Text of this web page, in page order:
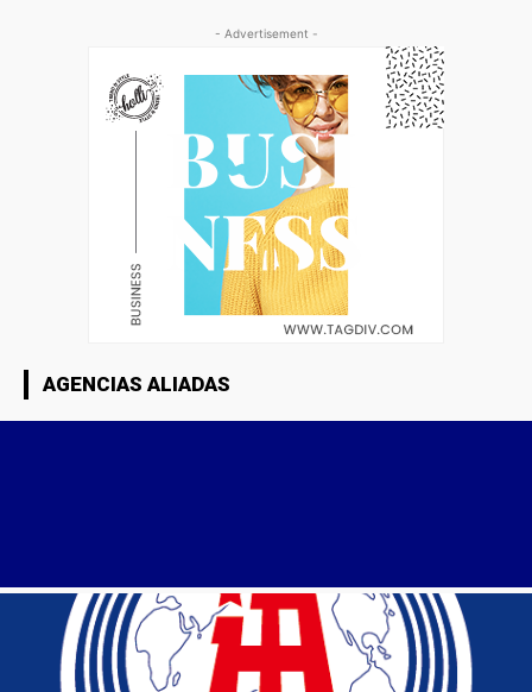
- Advertisement -
AGENCIAS ALIADAS